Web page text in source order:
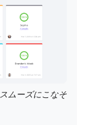
ムーズにこなそ